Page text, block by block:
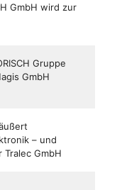
GmbH wird zur
Gruppe
GmbH
– und
GmbH